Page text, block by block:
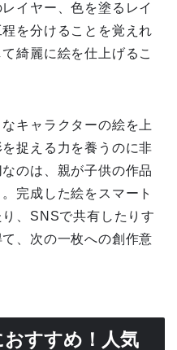
イヤー、色を塗るレイ
を分けることを覚えれ
綺麗に絵を仕上げるこ
キャラクターの絵を上
捉える力を養うのに非
のは、親が子供の作品
完成した絵をスマート
、SNSで共有したりす
、次の一枚への創作意
おすすめ！人気